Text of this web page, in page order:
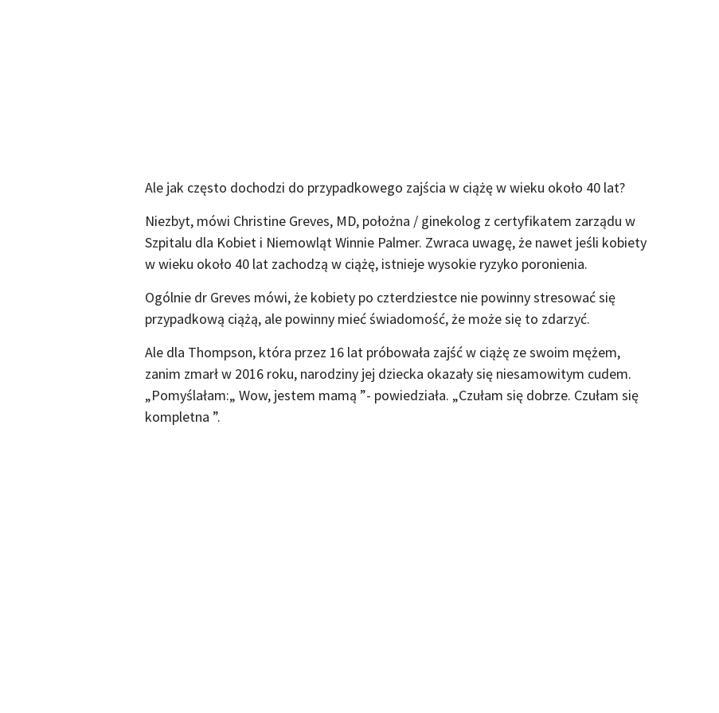
Ale jak często dochodzi do przypadkowego zajścia w ciążę w wieku około 40 lat?
Niezbyt, mówi Christine Greves, MD, położna / ginekolog z certyfikatem zarządu w
Szpitalu dla Kobiet i Niemowląt Winnie Palmer. Zwraca uwagę, że nawet jeśli kobiety
w wieku około 40 lat zachodzą w ciążę, istnieje wysokie ryzyko poronienia.
Ogólnie dr Greves mówi, że kobiety po czterdziestce nie powinny stresować się
przypadkową ciążą, ale powinny mieć świadomość, że może się to zdarzyć.
Ale dla Thompson, która przez 16 lat próbowała zajść w ciążę ze swoim mężem,
zanim zmarł w 2016 roku, narodziny jej dziecka okazały się niesamowitym cudem.
„Pomyślałam:„ Wow, jestem mamą ”- powiedziała. „Czułam się dobrze. Czułam się
kompletna ”.